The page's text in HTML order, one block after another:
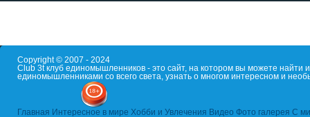
Copyright © 2007 - 2024
Club 3t клуб единомышленников - это сайт, на котором вы можете
единомышленниками со всего света, узнать о многом интересном и
Главная Интересное в мире Хобби и Увлечения Видео Фото галерея С